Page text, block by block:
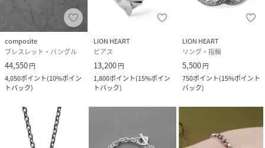
※シルバー素材は『硫化』により黒ずむ事がございますが、
シルバー磨き等でお手入れして頂く事で本来の輝きを取り戻
します。
※故障や変色の原因となりますので入浴や海水浴等、水場で
のご使用はお控えください。
※いぶし処理（溝部分の黒色）は全て手作業による物ですの
性別タイプ
composite
ブレスレット・バングル
44,550円
4,050ポイント(10%ポイン
トバック)
LION HEART
ピアス
13,200円
1,800ポイント(15%ポイン
トバック)
LION HEART
リング・指輪
5,500円
750ポイント(15%ポイント
バック)